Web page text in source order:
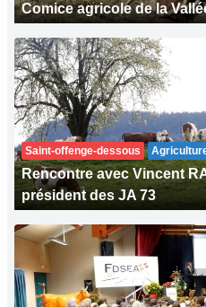
Comice agricole de la
Saint-offenge-dessous
Rencontre avec Vincent
président des JA 73